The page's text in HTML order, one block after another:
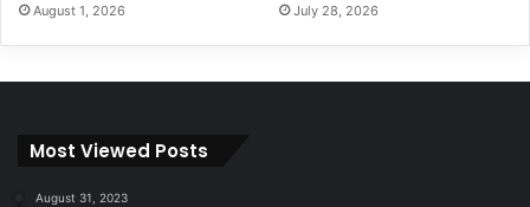
August 1, 2026 July 28, 2026
Most Viewed Posts
August 31, 2023